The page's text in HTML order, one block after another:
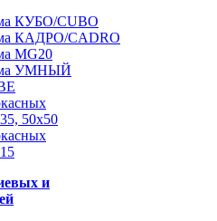
КУБО/CUBO
КАДРО/CADRO
MG20
УМНЫЙ
50x50
и